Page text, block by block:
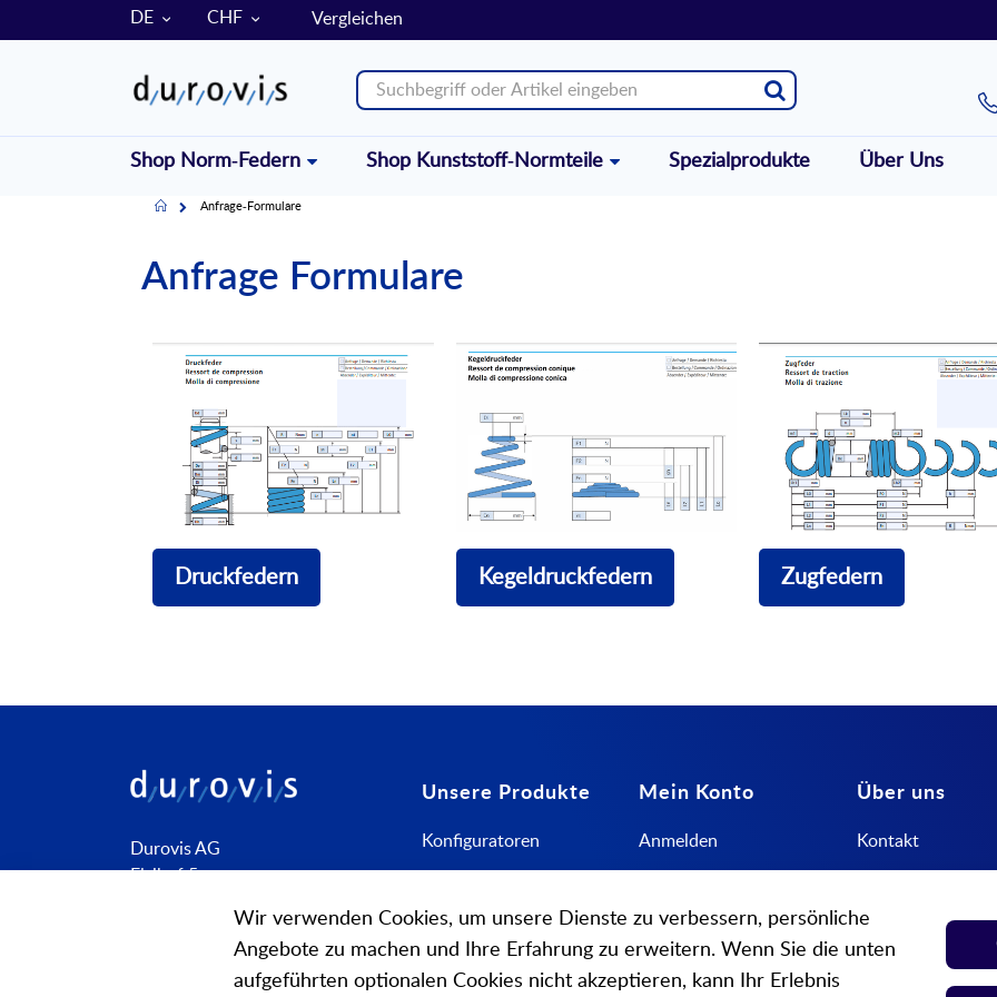
SPRACHE
DE WÄHRUNG
CHF Vergleichen
Shop Norm-Federn Shop Kunststoff-Normteile Spezialprodukte Über Uns
HomeAnfrage-Formulare
Anfrage Formulare
Druckfedern Kegeldruckfedern Zugfedern
Durovis AG
Elsihof 5
+41 41 455 60 10
info@durovis.ch
Unsere Produkte
Konfiguratoren
Bauteile
Mein Konto
Anmelden
Wunschzettel
Cookie Einstellung
Über uns
Kontakt
Öffnungszeiten
Wir verwenden Cookies, um unsere Dienste zu verbessern, persönliche
Angebote zu machen und Ihre Erfahrung zu erweitern. Wenn Sie die unten
aufgeführten optionalen Cookies nicht akzeptieren, kann Ihr Erlebnis